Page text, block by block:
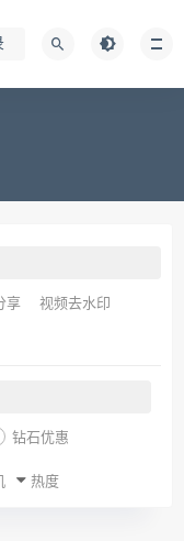
享 视频去水印
钻石优惠
热度